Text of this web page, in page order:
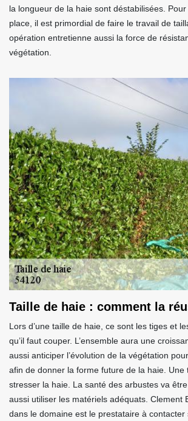
la longueur de la haie sont déstabilisées.
place, il est primordial de faire le travail de
opération entretienne aussi la force de
végétation.
Taille de haie : comment la
Lors d’une taille de haie, ce sont les tiges et
qu’il faut couper. L’ensemble aura une
aussi anticiper l’évolution de la végétation
afin de donner la forme future de la haie. Une
stresser la haie. La santé des arbustes va
aussi utiliser les matériels adéquats. Clement
dans le domaine est le prestataire à contacter